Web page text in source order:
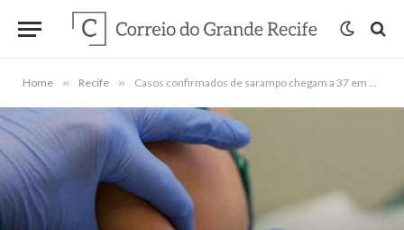
Home » Recife » Casos confirmados de sarampo chegam a 37 em Pernambuco